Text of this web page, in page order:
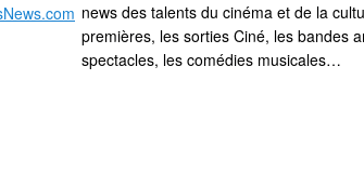
news des talents du cinéma et de la
premières, les sorties Ciné, les bandes
spectacles, les comédies musicales…